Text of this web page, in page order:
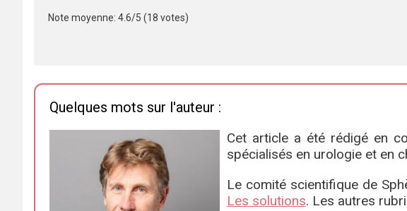
Note moyenne: 4.6/5 (18 votes)
Quelques mots sur l'auteur :
Cet article a été rédigé en
spécialisés en urologie et en
Le comité scientifique de
Les solutions. Les autres